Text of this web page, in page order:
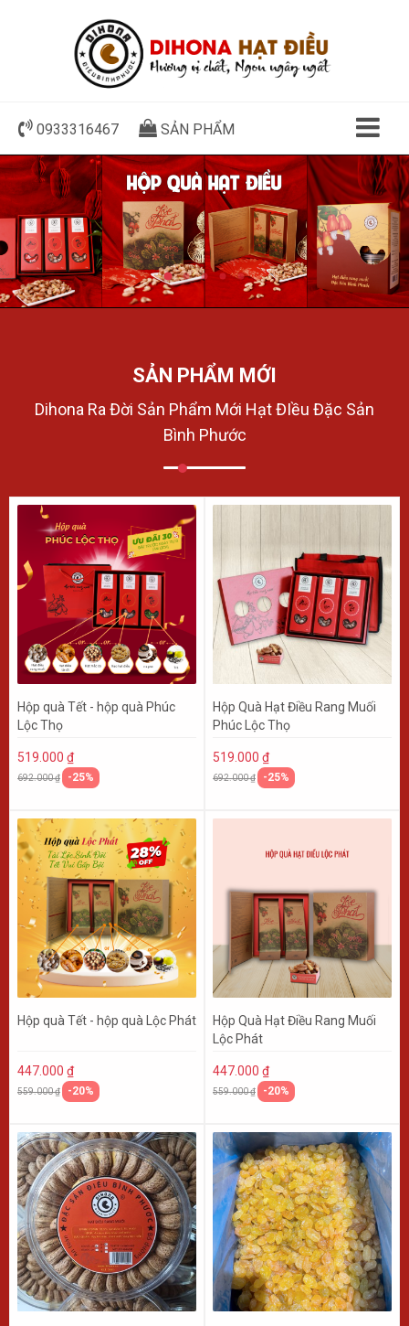
0933316467 SẢN PHẨM
SẢN PHẨM MỚI
Dihona Ra Đời Sản Phẩm Mới Hạt ĐIều Đặc Sản
Bình Phước
Hộp quà Tết - hộp quà Phúc
Lộc Thọ
519.000 ₫
692.000 ₫ -25%
Hộp Quà Hạt Điều Rang Muối
Phúc Lộc Thọ
519.000 ₫
692.000 ₫ -25%
Hộp quà Tết - hộp quà Lộc Phát
447.000 ₫
559.000 ₫ -20%
Hộp Quà Hạt Điều Rang Muối
Lộc Phát
447.000 ₫
559.000 ₫ -20%